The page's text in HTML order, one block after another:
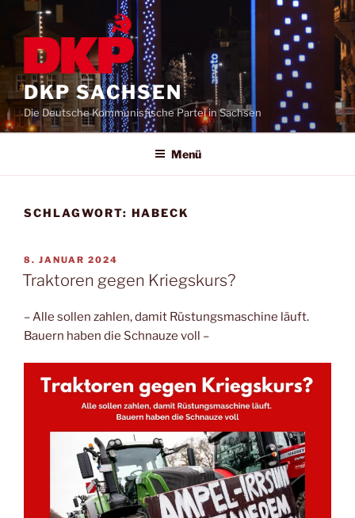
DKP SACHSEN
Die Deutsche Kommunistische Partei in Sachsen
Menü
SCHLAGWORT: HABECK
8. JANUAR 2024
Traktoren gegen Kriegskurs?
– Alle sollen zahlen, damit Rüstungsmaschine läuft.
Bauern haben die Schnauze voll –